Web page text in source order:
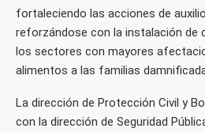
fortaleciendo las acciones de
reforzándose con la instalación de
los sectores con mayores
alimentos a las familias
La dirección de Protección Civil y
con la dirección de Seguridad